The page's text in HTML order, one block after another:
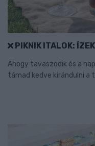
PIKNIK ITALOK:
Ahogy tavaszodik és a
támad kedve kirándulni a